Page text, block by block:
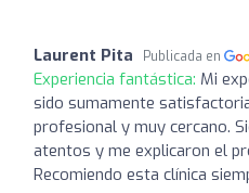
Laurent Pita Publicada en
Experiencia fantástica: Mi
sido sumamente
profesional y muy cercano.
atentos y me explicaron el
Recomiendo esta clínica